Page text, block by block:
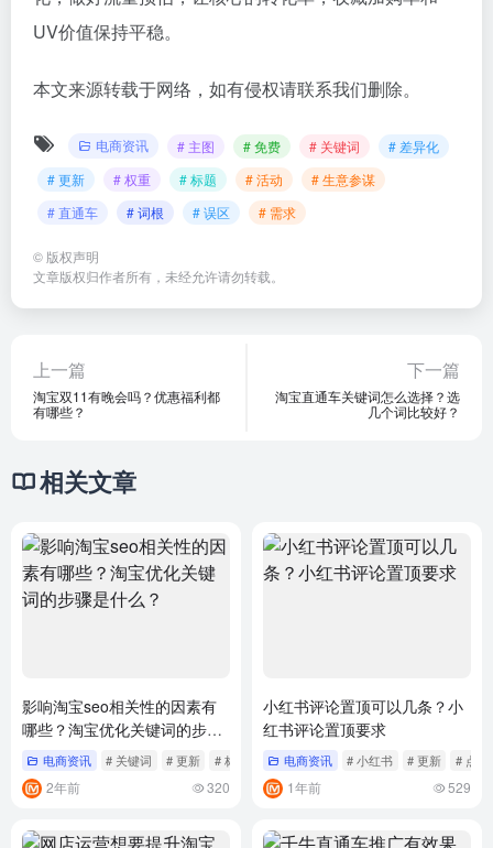
UV价值保持平稳。
本文来源转载于网络，如有侵权请联系我们删除。
电商资讯 # 主图 # 免费 # 关键词
# 差异化
# 更新
# 权重 # 标题 # 活动
# 生意参谋
# 直通车
# 词根 # 误区 # 需求
© 版权声明
文章版权归作者所有，未经允许请勿转载。
上一篇
淘宝双11有晚会吗？优惠福利都
有哪些？
下一篇
淘宝直通车关键词怎么选择？选
几个词比较好？
相关文章
影响淘宝seo相关性的因素有
哪些？淘宝优化关键词的步骤
是什么？
电商资讯 # 关键词 # 更新 # 标题
2年前 320
小红书评论置顶可以几条？小
红书评论置顶要求
电商资讯 # 小红书 # 更新 # 点击
1年前 529